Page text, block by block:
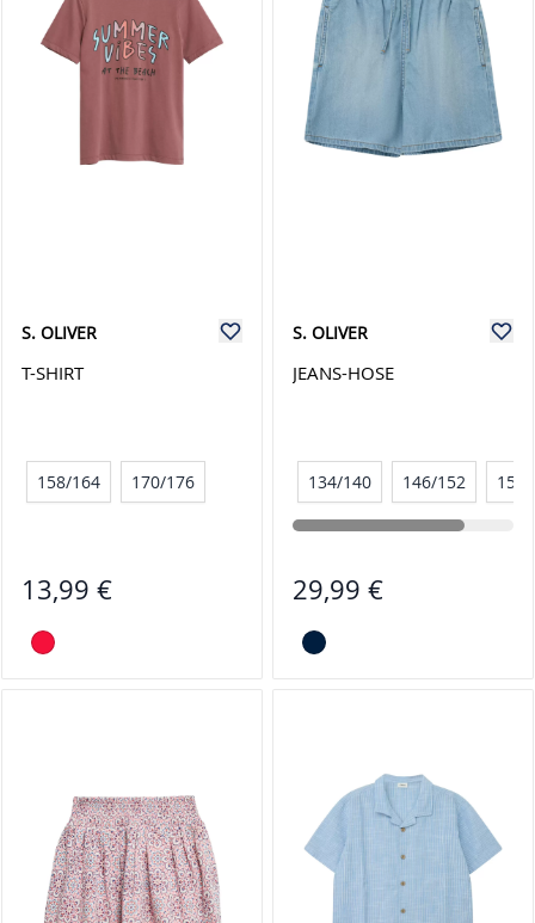
S. OLIVER
T-SHIRT
158/164 170/176
13,99 €
S. OLIVER
JEANS-HOSE
134/140 146/152
29,99 €